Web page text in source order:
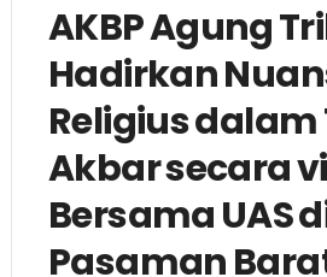
AKBP Agung
Hadirkan
Religius
Akbar secara
Bersama UAS
Pasaman